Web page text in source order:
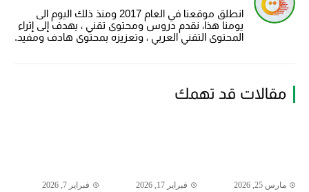
انطلق موقعنا في العام 2017 ومنذ ذلك اليوم الى
يومنا هذا، نقدم دروس ومحتوى تقني ، يهدف إلى إثراء
المحتوى التقني العربي ، وتعزيزه بمحتوى هادف ومفيد.
مقالات قد تهمك
مارس 25, 2026 فبراير 17, 2026 فبراير 7, 2026